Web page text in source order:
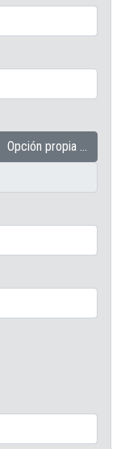
Opción propia …